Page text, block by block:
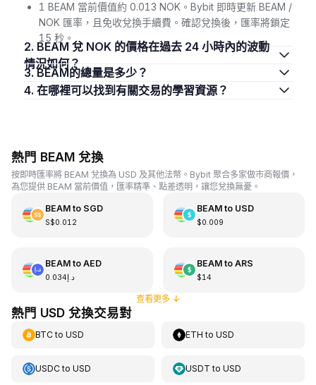
1 BEAM 當前價值約 0.013 NOK。Bybit 即時更新 BEAM /
NOK 匯率，且免收兌換手續費。確認兌換後，匯率將鎖定
15 秒。
2. BEAM 兌 NOK 的價格在過去 24 小時內的波動
情況如何？
3. BEAM的總量是多少？
4. 在哪裡可以找到有關交易的學習資源？
熱門 BEAM 兌換
按即時匯率將 BEAM 兌換為 USD 及其他法幣。Bybit 聚合多家做市商報價，
為您提供 BEAM 當前價值，匯率精準、點差透明，讓您兌換無憂。
BEAMto SGD
S$0.012
BEAMto USD
$0.009
BEAMto AED
د.إ0.034
BEAMto ARS
$14
查看更多↓
熱門 USD 兌換交易對
BTCto USD ETH toUSD
USDCto USD USDT toUSD